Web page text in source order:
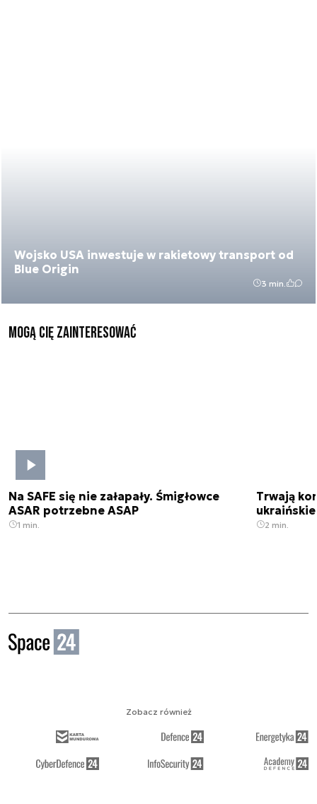
Wojsko USA inwestuje w rakietowy transport od
Blue Origin
3 min.
Mogą Cię zainteresować
Na SAFE się nie załapały. Śmigłowce
ASAR potrzebne ASAP
1 min.
Trwają
2 min.
Zobacz również